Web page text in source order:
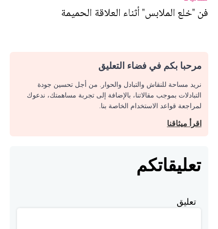
فن "خلع الملابس" أثناء العلاقة الحميمة
مرحبا بكم في فضاء التعليق
نريد مساحة للنقاش والتبادل والحوار. من أجل تحسين جودة
التبادلات بموجب مقالاتنا، بالإضافة إلى تجربة مساهمتك، ندعوك
لمراجعة قواعد الاستخدام الخاصة بنا.
اقرأ ميثاقنا
تعليقاتكم
تعليق